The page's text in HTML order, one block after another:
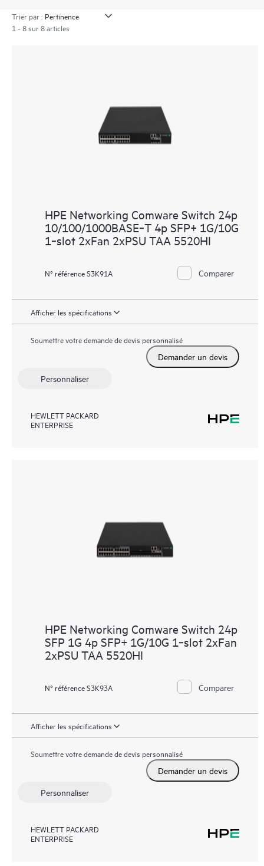
Trier par :
1 - 8 sur 8 articles
HPE Networking Comware Switch 24p
10/100/1000BASE‑T 4p SFP+ 1G/10G
1‑slot 2xFan 2xPSU TAA 5520HI
N° référence S3K91A Comparer
Afficher les spécifications
Soumettre votre demande de devis personnalisé
Demander un devis
Personnaliser
HEWLETT PACKARD
ENTERPRISE
HPE Networking Comware Switch 24p
SFP 1G 4p SFP+ 1G/10G 1‑slot 2xFan
2xPSU TAA 5520HI
N° référence S3K93A Comparer
Afficher les spécifications
Soumettre votre demande de devis personnalisé
Demander un devis
Personnaliser
HEWLETT PACKARD
ENTERPRISE